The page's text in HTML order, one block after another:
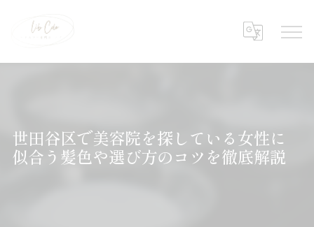
世田谷区で美容院を探している女性に
似合う髪色や選び方のコツを徹底解説